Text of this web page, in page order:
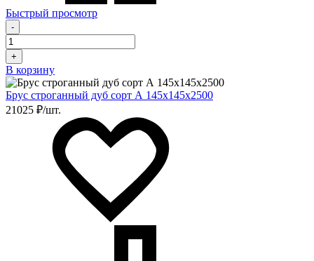
Быстрый просмотр
-
+
В корзину
Брус строганный дуб сорт А 145х145х2500
21025 ₽/шт.